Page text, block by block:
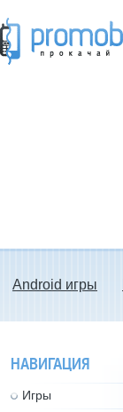
Android игры
НАВИГАЦИЯ
Игры